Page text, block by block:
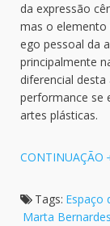
da expressão
mas o elemento
ego pessoal da
principalmente
diferencial
performance se
artes plásticas.
CONTINUAÇÃO
Tags: Espaço
Marta Bernardes